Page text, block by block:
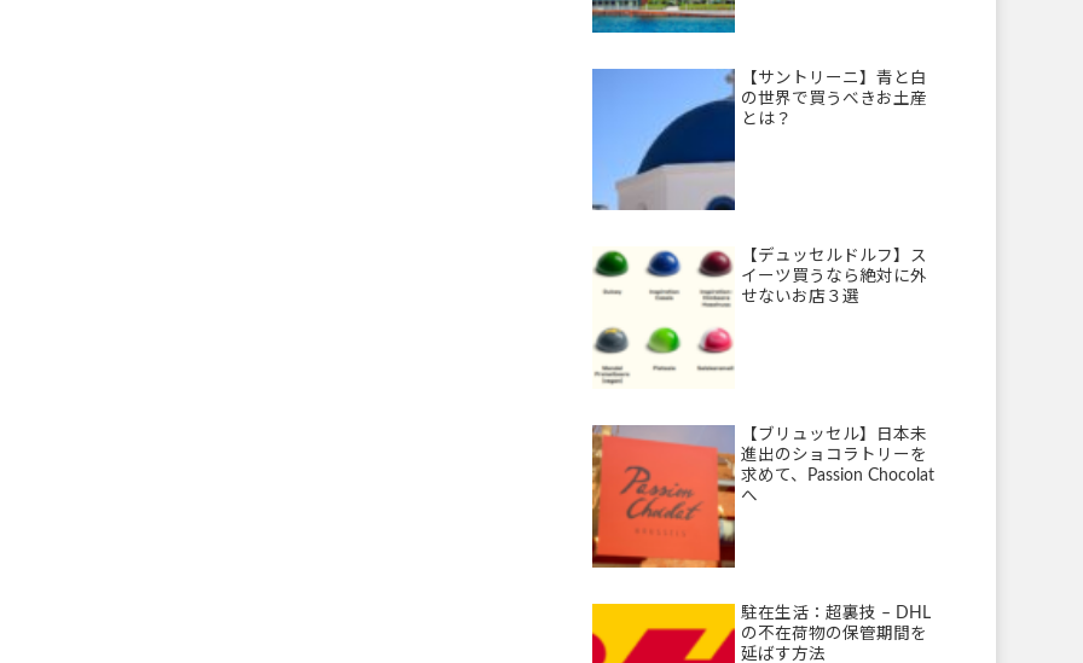
【サントリーニ】青と白
の世界で買うべきお土産
とは？
【デュッセルドルフ】ス
イーツ買うなら絶対に外
せないお店３選
【ブリュッセル】日本未
進出のショコラトリーを
求めて、Passion Chocolat
へ
駐在生活：超裏技 – DHL
の不在荷物の保管期間を
延ばす方法